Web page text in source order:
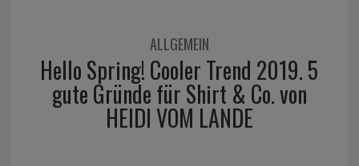
ALLGEMEIN
Hello Spring! Cooler Trend 2019. 5
gute Gründe für Shirt & Co. von
HEIDI VOM LANDE